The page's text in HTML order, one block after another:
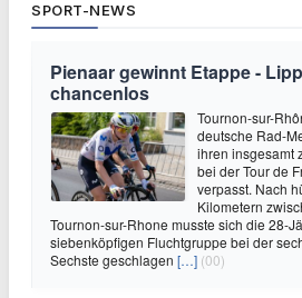
SPORT-NEWS
Pienaar gewinnt Etappe -
chancenlos
Tournon-sur-
deutsche Rad-
ihren insgesamt
bei der Tour de
verpasst. Nach
Kilometern
Tournon-sur-Rhone musste sich die 28-
siebenköpfigen Fluchtgruppe bei der
Sechste geschlagen […] (00)